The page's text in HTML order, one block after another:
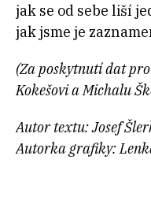
jak se od sebe liší
jak jsme je
(Za poskytnutí dat
Kokešovi a Michalu
Autor textu: Josef
Autorka grafiky: